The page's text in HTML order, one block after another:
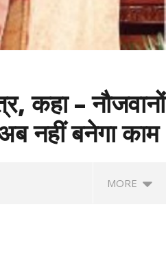
कहा – नौजवानों
नहीं बनेगा काम
MORE